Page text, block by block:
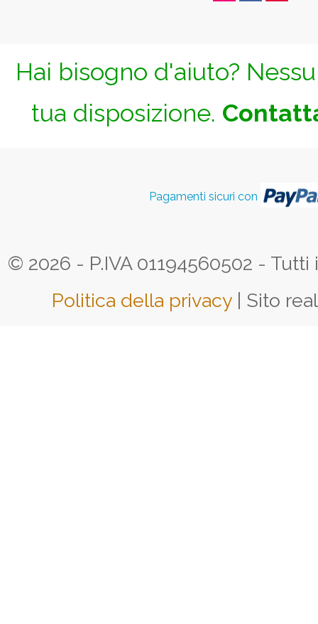
Hai bisogno d'aiuto?
tua disposizione.
Pagamenti sicuri con
© 2026 - P.IVA 01194560502 -
Politica della privacy | Sito